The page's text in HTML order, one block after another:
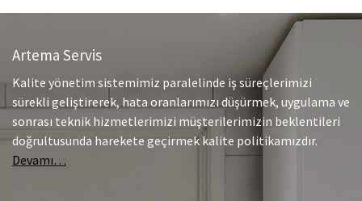
Artema Servis
Kalite yönetim sistemimiz paralelinde iş süreçlerimizi
sürekli geliştirerek, hata oranlarımızı düşürmek, uygulama ve
sonrası teknik hizmetlerimizi müşterilerimizin beklentileri
doğrultusunda harekete geçirmek kalite politikamızdır.
Devamı…